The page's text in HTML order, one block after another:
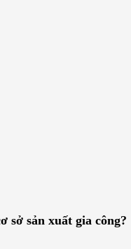
sở sản xuất gia công?